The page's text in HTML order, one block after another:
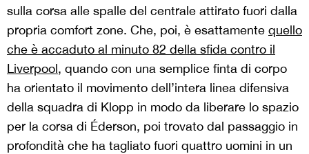
sulla corsa alle spalle del centrale attirato fuori dalla
propria comfort zone. Che, poi, è esattamente quello
che è accaduto al minuto 82 della sfida contro il
Liverpool, quando con una semplice finta di corpo
ha orientato il movimento dell’intera linea difensiva
della squadra di Klopp in modo da liberare lo spazio
per la corsa di Éderson, poi trovato dal passaggio in
profondità che ha tagliato fuori quattro uomini in un